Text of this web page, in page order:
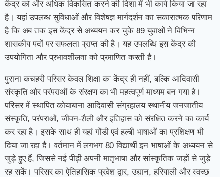
केंद्र को और अधिक विकसित करने की दिशा में भी कार्य किया जा रहा
है। यहां उपलब्ध सुविधाओं और विशेषज्ञ मार्गदर्शन का सकारात्मक परिणाम
है कि अब तक इस केंद्र से अध्ययन कर चुके 89 युवाओं ने विभिन्न
शासकीय पदों पर सफलता प्राप्त की है। यह उपलब्धि इस केंद्र की
उपयोगिता और प्रभावशीलता को प्रमाणित करती है।
पुराना कचहरी परिसर केवल शिक्षा का केंद्र ही नहीं, बल्कि आदिवासी
संस्कृति और परंपराओं के संरक्षण का भी महत्वपूर्ण माध्यम बन गया है।
परिसर में स्थापित कोयाबाना आदिवासी संग्रहालय स्थानीय जनजातीय
संस्कृति, परंपराओं, जीवन-शैली और इतिहास को संरक्षित करने का कार्य
कर रहा है। इसके साथ ही यहां गोंडी एवं हल्बी भाषाओं का प्रशिक्षण भी
दिया जा रहा है। वर्तमान में लगभग 80 विद्यार्थी इन भाषाओं के अध्ययन से
जुड़े हुए हैं, जिससे नई पीढ़ी अपनी मातृभाषा और सांस्कृतिक जड़ों से जुड़े
रह सकें। परिसर का ऐतिहासिक प्रवेश द्वार, उद्यान, हरियाली और स्वच्छ